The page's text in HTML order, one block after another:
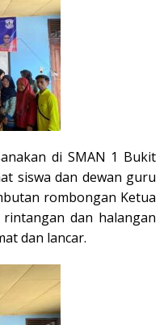
di SMAN 1 Bukit
siswa dan dewan guru
rombongan Ketua
dan halangan
dan lancar.